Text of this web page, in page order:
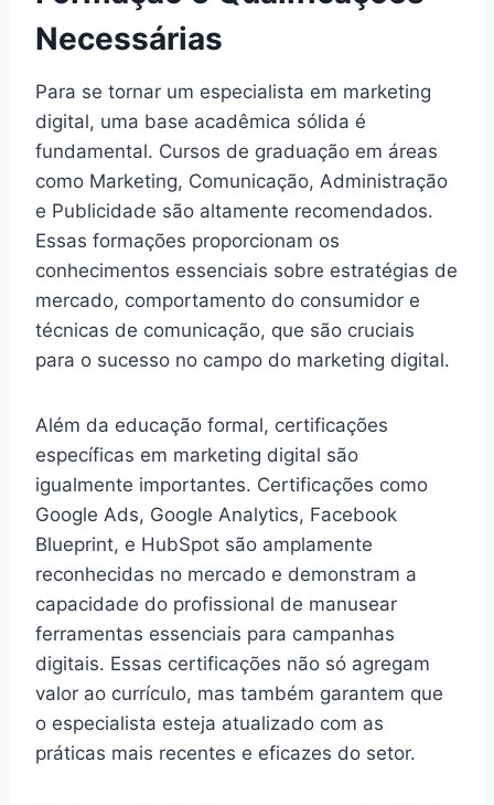
Necessárias
Para se tornar um especialista em marketing
digital, uma base acadêmica sólida é
fundamental. Cursos de graduação em áreas
como Marketing, Comunicação, Administração
e Publicidade são altamente recomendados.
Essas formações proporcionam os
conhecimentos essenciais sobre estratégias de
mercado, comportamento do consumidor e
técnicas de comunicação, que são cruciais
para o sucesso no campo do marketing digital.
Além da educação formal, certificações
específicas em marketing digital são
igualmente importantes. Certificações como
Google Ads, Google Analytics, Facebook
Blueprint, e HubSpot são amplamente
reconhecidas no mercado e demonstram a
capacidade do profissional de manusear
ferramentas essenciais para campanhas
digitais. Essas certificações não só agregam
valor ao currículo, mas também garantem que
o especialista esteja atualizado com as
práticas mais recentes e eficazes do setor.